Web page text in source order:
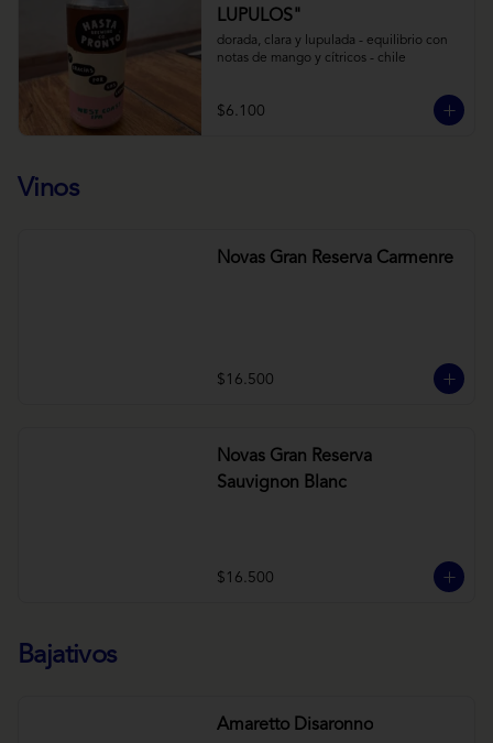
LUPULOS"
dorada, clara y lupulada - equilibrio con
notas de mango y cítricos - chile
$6.100
Vinos
Novas Gran Reserva Carmenre
$16.500
Novas Gran Reserva
Sauvignon Blanc
$16.500
Bajativos
Amaretto Disaronno